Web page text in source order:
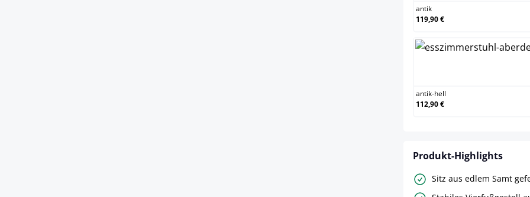
antik
119,90 €
antik-hell
112,90 €
Produkt-Highlights
Sitz aus edlem Samt